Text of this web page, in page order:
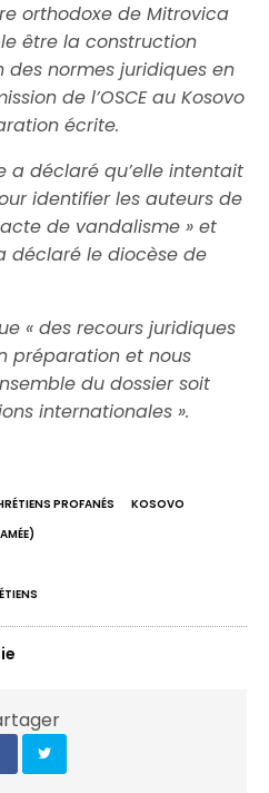
orthodoxe de Mitrovica
être la construction
des normes juridiques en
de l’OSCE au Kosovo
écrite.
a déclaré qu’elle intentait
identifier les auteurs de
de vandalisme » et
déclaré le diocèse de
« des recours juridiques
préparation et nous
du dossier soit
internationales ».
PROFANÉS
KOSOVO